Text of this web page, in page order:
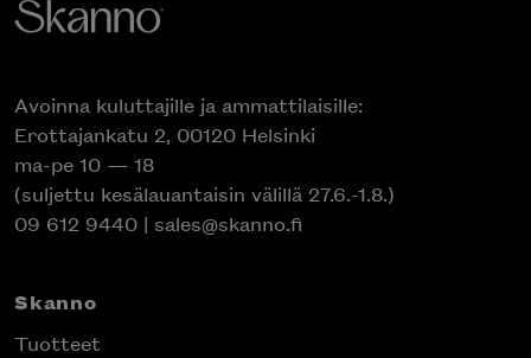
Avoinna kuluttajille ja ammattilaisille:
Erottajankatu 2, 00120 Helsinki
ma-pe 10 — 18
(suljettu kesälauantaisin välillä 27.6.-1.8.)
09 612 9440 | sales@skanno.fi
Skanno
Tuotteet